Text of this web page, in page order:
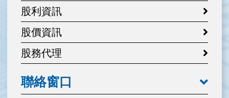
股利資訊
股價資訊
股務代理
聯絡窗口